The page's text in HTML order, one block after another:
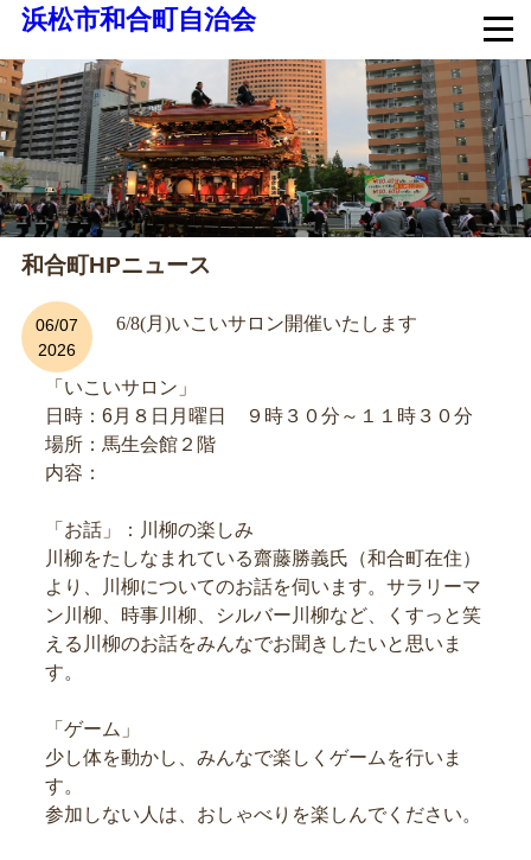
浜松市和合町自治会
和合町HPニュース
6/8(月)いこいサロン開催いたします
06/07
2026
「いこいサロン」
日時：6月８日月曜日 ９時３０分～１１時３０分
場所：馬生会館２階
内容：
「お話」：川柳の楽しみ
川柳をたしなまれている齋藤勝義氏（和合町在住）
より、川柳についてのお話を伺います。サラリーマ
ン川柳、時事川柳、シルバー川柳など、くすっと笑
える川柳のお話をみんなでお聞きしたいと思いま
す。
「ゲーム」
少し体を動かし、みんなで楽しくゲームを行いま
す。
参加しない人は、おしゃべりを楽しんでください。